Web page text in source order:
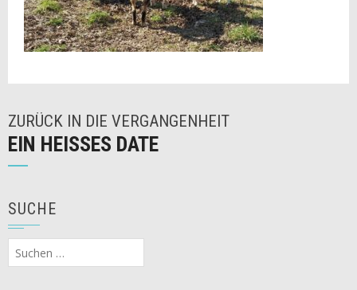
ZURÜCK IN DIE VERGANGENHEIT
EIN HEISSES DATE
SUCHE
Suchen
nach: